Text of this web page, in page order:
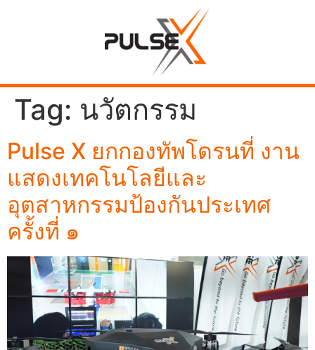
Tag: นวัตกรรม
Pulse X ยกกองทัพโดรนที่ งาน
แสดงเทคโนโลยีและ
อุตสาหกรรมป้องกันประเทศ
ครั้งที่ ๑